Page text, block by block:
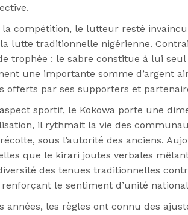
compétition, le lutteur resté
lutte traditionnelle nigérienne.
trophée : le sabre constitue à lui
une importante somme d’argent
offerts par ses supporters et
sportif, le Kokowa porte une
il rythmait la vie des
sous l’autorité des anciens.
que le kirari joutes verbales
des tenues traditionnelles
le sentiment d’unité
années, les règles ont connu des